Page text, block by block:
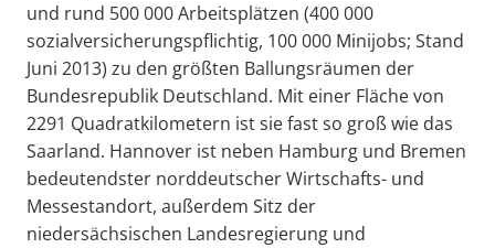
und rund 500 000 Arbeitsplätzen (400 000
sozialversicherungspflichtig, 100 000 Minijobs; Stand
Juni 2013) zu den größten Ballungsräumen der
Bundesrepublik Deutschland. Mit einer Fläche von
2291 Quadratkilometern ist sie fast so groß wie das
Saarland. Hannover ist neben Hamburg und Bremen
bedeutendster norddeutscher Wirtschafts- und
Messestandort, außerdem Sitz der
niedersächsischen Landesregierung und